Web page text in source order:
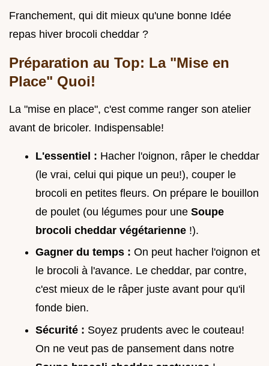
Franchement, qui dit mieux qu'une bonne Idée
repas hiver brocoli cheddar ?
Préparation au Top: La "Mise en
Place" Quoi!
La "mise en place", c'est comme ranger son atelier
avant de bricoler. Indispensable!
L'essentiel : Hacher l'oignon, râper le cheddar
(le vrai, celui qui pique un peu!), couper le
brocoli en petites fleurs. On prépare le bouillon
de poulet (ou légumes pour une Soupe
brocoli cheddar végétarienne !).
Gagner du temps : On peut hacher l'oignon et
le brocoli à l'avance. Le cheddar, par contre,
c'est mieux de le râper juste avant pour qu'il
fonde bien.
Sécurité : Soyez prudents avec le couteau!
On ne veut pas de pansement dans notre